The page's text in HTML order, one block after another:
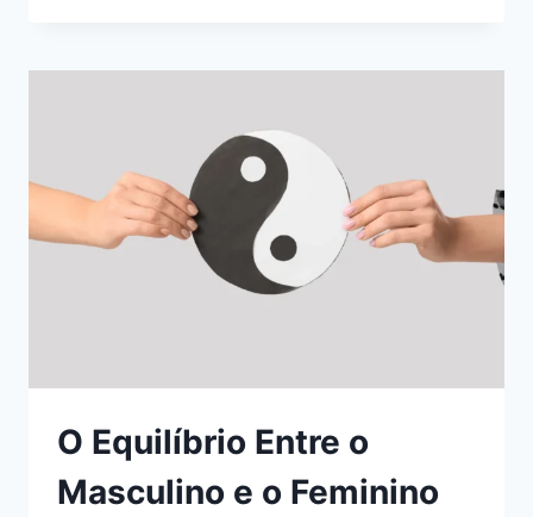
COMPLEXIDADE
CERTEZAS
ABSOLUTAS
O Equilíbrio Entre o
Masculino e o Feminino